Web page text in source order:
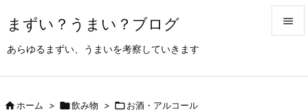
まずい？うまい？ブログ
あらゆるまずい、うまいを考察していきます

ホーム > 飲み物 > お酒・アルコール